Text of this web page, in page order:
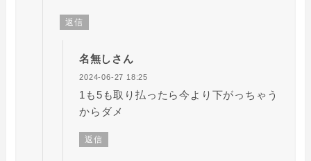
返信
名無しさん
2024-06-27 18:25
1も5も取り払ったら今より下がっちゃう
からダメ
返信